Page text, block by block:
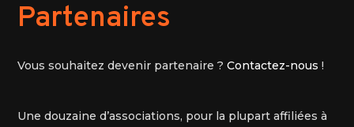
Partenaires
Vous souhaitez devenir partenaire ?Contactez-nous !
Une douzaine d’associations, pour la plupart affiliées à